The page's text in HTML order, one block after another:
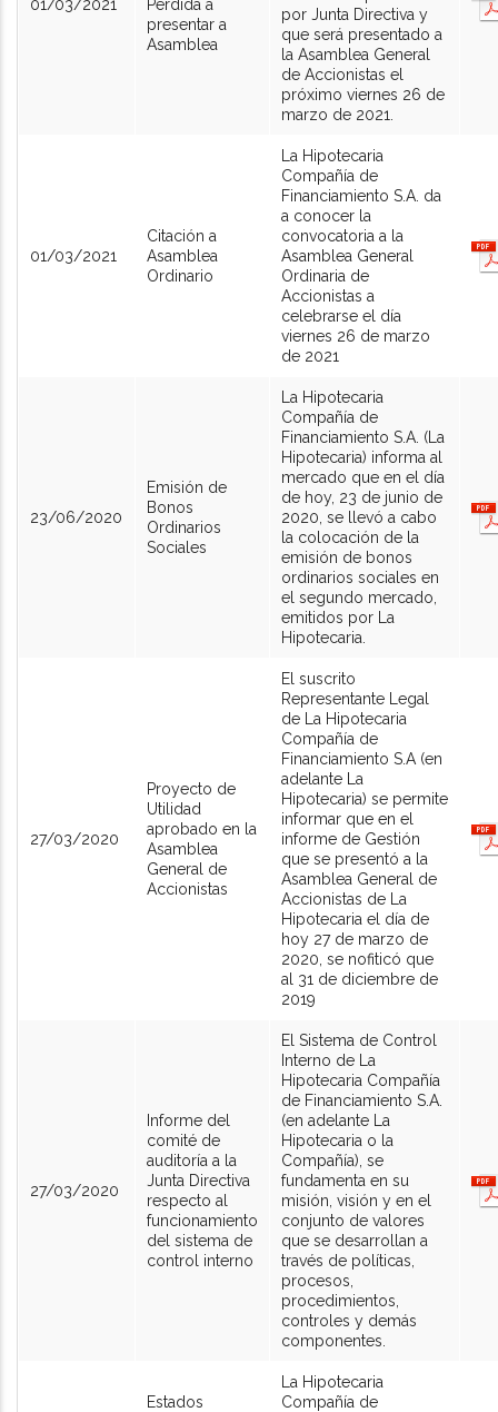
01/03/2021
Perdida a
presentar a
Asamblea
por Junta Directiva y
que será presentado a
la Asamblea General
de Accionistas el
próximo viernes 26 de
marzo de 2021.
01/03/2021
Citación a
Asamblea
Ordinario
La Hipotecaria
Compañía de
Financiamiento S.A. da
a conocer la
convocatoria a la
Asamblea General
Ordinaria de
Accionistas a
celebrarse el día
viernes 26 de marzo
de 2021
23/06/2020
Emisión de
Bonos
Ordinarios
Sociales
La Hipotecaria
Compañía de
Financiamiento S.A. (La
Hipotecaria) informa al
mercado que en el día
de hoy, 23 de junio de
2020, se llevó a cabo
la colocación de la
emisión de bonos
ordinarios sociales en
el segundo mercado,
emitidos por La
Hipotecaria.
27/03/2020
Proyecto de
Utilidad
aprobado en la
Asamblea
General de
Accionistas
El suscrito
Representante Legal
de La Hipotecaria
Compañía de
Financiamiento S.A (en
adelante La
Hipotecaria) se permite
informar que en el
informe de Gestión
que se presentó a la
Asamblea General de
Accionistas de La
Hipotecaria el día de
hoy 27 de marzo de
2020, se nofiticó que
al 31 de diciembre de
2019
27/03/2020
Informe del
comité de
auditoría a la
Junta Directiva
respecto al
funcionamiento
del sistema de
control interno
El Sistema de Control
Interno de La
Hipotecaria Compañía
de Financiamiento S.A.
(en adelante La
Hipotecaria o la
Compañía), se
fundamenta en su
misión, visión y en el
conjunto de valores
que se desarrollan a
través de políticas,
procesos,
procedimientos,
controles y demás
componentes.
Estados
La Hipotecaria
Compañía de